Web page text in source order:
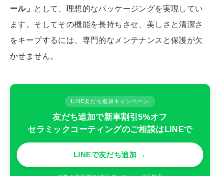
ール」
として、理想的なパッケージングを実現してい
ます。そしてその機能を長持ちさせ、美しさと清潔さ
をキープするには、専門的なメンテナンスと保護が欠
かせません。
LINE友だち追加キャンペーン
友だち追加で新車割引5%オフ
セラミックコーティングのご相談はLINEで
LINEで友だち追加 →